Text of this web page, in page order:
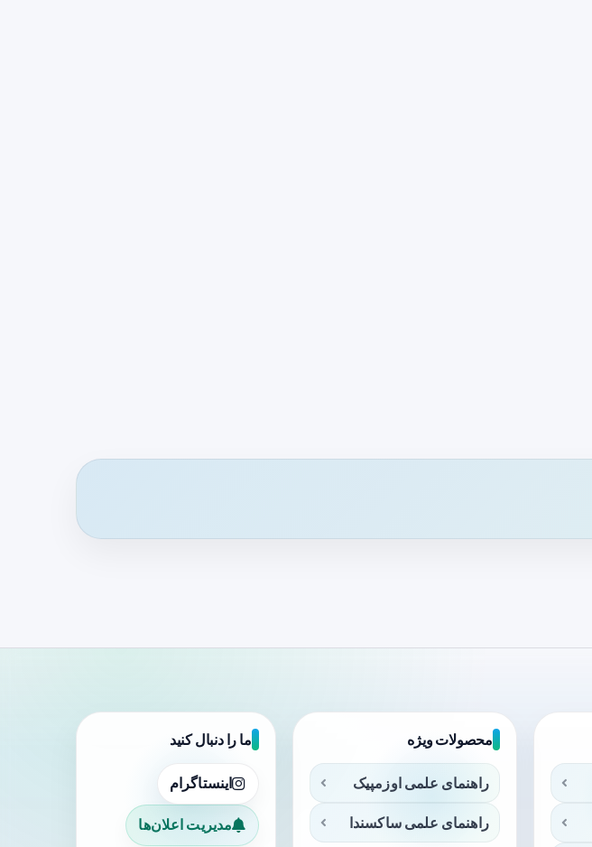
محصولات ویژه
راهنمای علمی اوزمپیک
راهنمای علمی ساکسندا
ما را دنبال کنید
اینستاگرام
مدیریت اعلان‌ها